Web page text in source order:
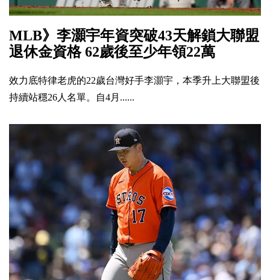
MLB》李灝宇年資突破43天解鎖大聯盟
退休金資格 62歲後至少年領22萬
效力底特律老虎的22歲台灣好手李灝宇，本季升上大聯盟後
持續站穩26人名單。自4月......